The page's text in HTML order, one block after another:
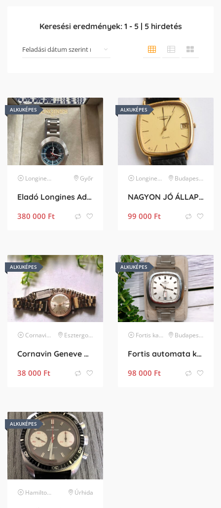
Keresési eredmények: 1 - 5| 5hirdetés
ALKUKÉPES
Longines Győr
Eladó Longines Admiral Automatic
380 000 Ft
ALKUKÉPES
Longines karóraBudapest II. kerület
NAGYON JÓ ÁLLAPOTBAN LÉVŐ LONGINES KARÓRA ELADÓ
99 000 Ft
ALKUKÉPES
Cornavin karóraEsztergom
Cornavin Geneve made Swiss női karóra
38 000 Ft
ALKUKÉPES
Fortis karóra Budapest XVIII. kerület
Fortis automata karóra
98 000 Ft
ALKUKÉPES
Hamilton karóra Úrhida